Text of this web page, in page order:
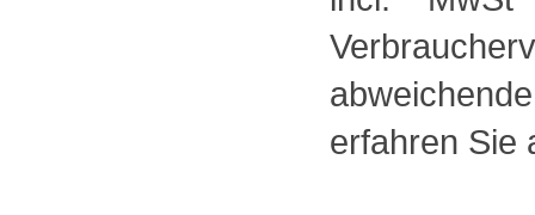
erfahren Sie